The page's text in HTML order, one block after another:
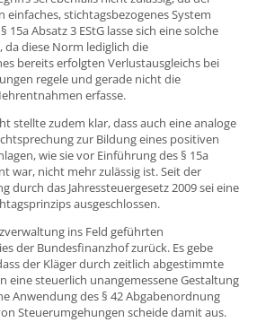
einfaches, stichtagsbezogenes System
15a Absatz 3 EStG lasse sich eine solche
diese Norm lediglich die
bereits erfolgten Verlustausgleichs bei
regele und gerade nicht die
erfasse.
stellte zudem klar, dass auch eine analoge
zur Bildung eines positiven
wie sie vor Einführung des § 15a
war, nicht mehr zulässig ist. Seit der
durch das Jahressteuergesetz 2009 sei eine
ausgeschlossen.
ins Feld geführten
der Bundesfinanzhof zurück. Es gebe
der Kläger durch zeitlich abgestimmte
eine steuerlich unangemessene Gestaltung
Anwendung des § 42 Abgabenordnung
Steuerumgehungen scheide damit aus.